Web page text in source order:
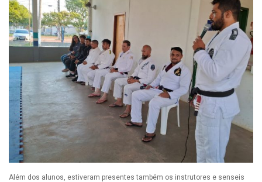
Além dos alunos, estiveram presentes também os instrutores e senseis